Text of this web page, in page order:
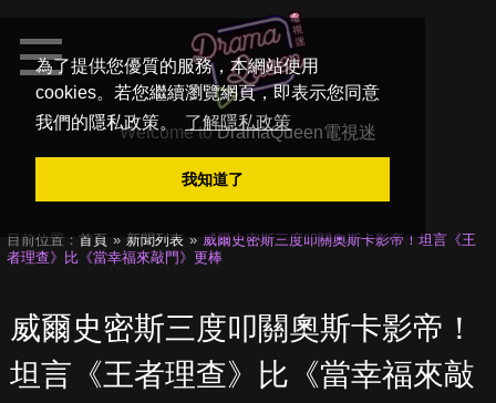
為了提供您優質的服務，本網站使用
cookies。若您繼續瀏覽網頁，即表示您同意
我們的隱私政策。
了解隱私政策
我知道了
Welcome toDramaQueen電視迷
目前位置： 首頁 新聞列表
威爾史密斯三度叩關奧斯卡影帝！坦言《王
者理查》比《當幸福來敲門》更棒
威爾史密斯三度叩關奧斯卡影帝！
坦言《王者理查》比《當幸福來敲